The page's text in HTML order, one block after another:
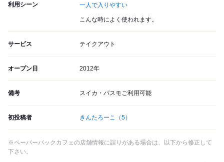
利用シーン 一人で入りやすい
こんな時によく使われます。
サービス テイクアウト
オープン日 2012年
備考 スイカ・パスモご利用可能
初投稿者 きんたろーこ （5）
※ペーパーバックカフェの店舗情報に誤りがある場合は、以下から修正して
下さい。